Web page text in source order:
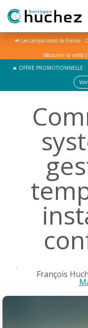
📢 Les campanistes de
découvrir la vidéo |
🔥 OFFRE PROMOTIONNELLE
François